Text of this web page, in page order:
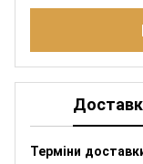
Терміни